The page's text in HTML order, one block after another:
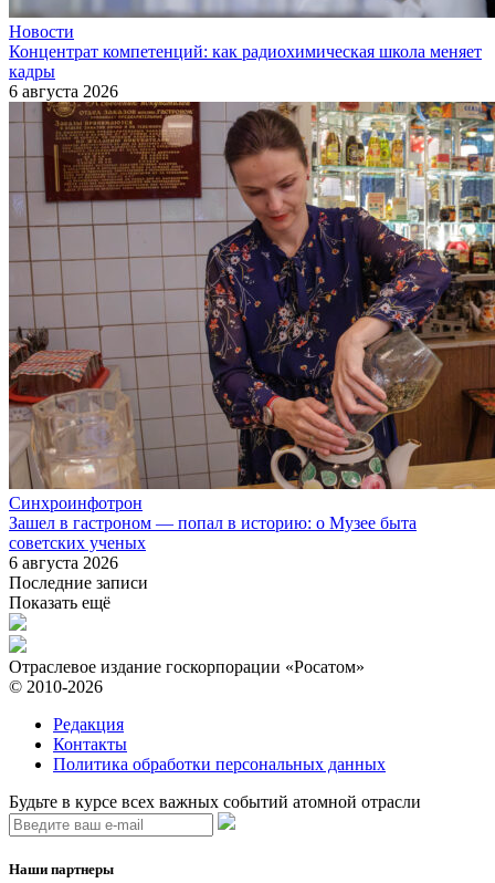
Новости
Концентрат компетенций: как радиохимическая школа меняет
кадры
6 августа 2026
Синхроинфотрон
Зашел в гастроном — попал в историю: о Музее быта
советских ученых
6 августа 2026
Последние записи
Показать ещё
Отраслевое издание госкорпорации «Росатом»
© 2010-2026
Редакция
Контакты
Политика обработки персональных данных
Будьте в курсе всех важных событий атомной отрасли
Наши партнеры